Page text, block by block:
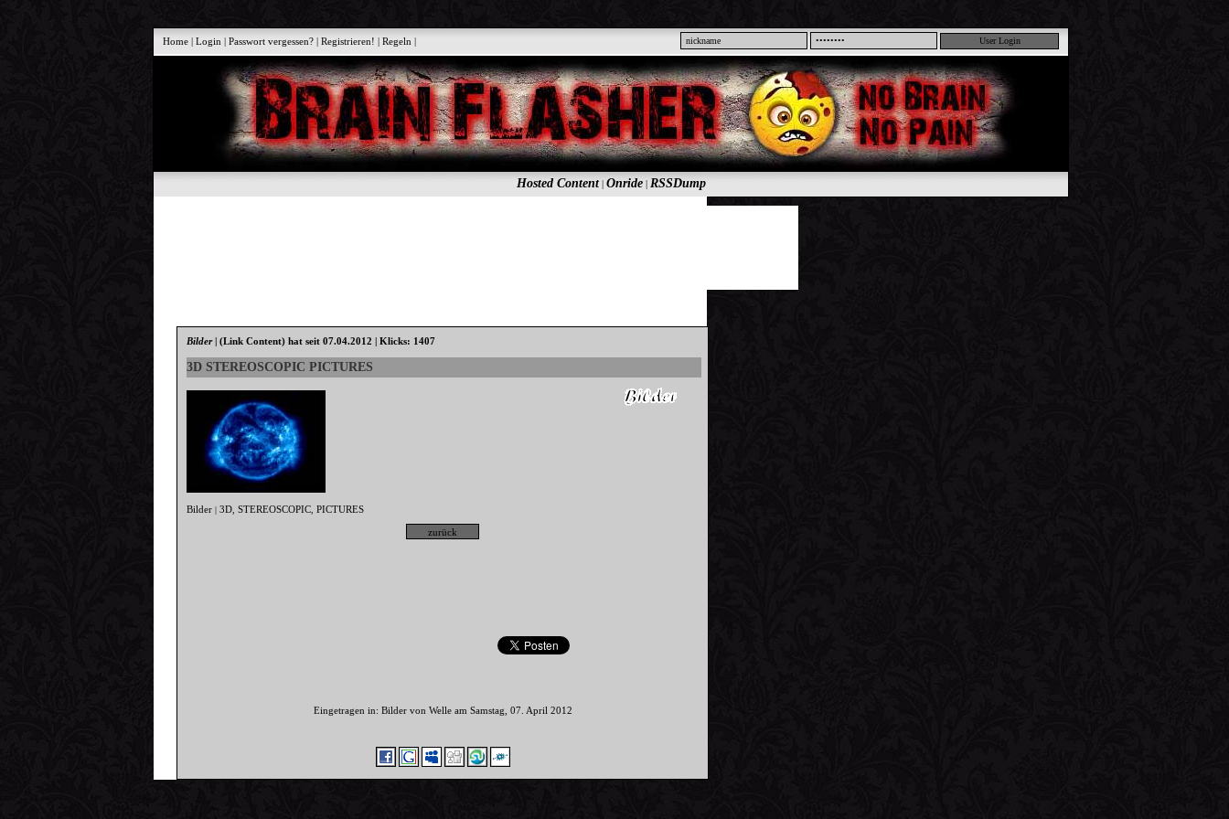
Home |Login |Passwort vergessen? |Registrieren! |Regeln |
Hosted Content| Onride| RSSDump
Bilder|(Link Content) hat seit 07.04.2012 | Klicks: 1407
3D STEREOSCOPIC PICTURES
Bilder |3D ,STEREOSCOPIC ,PICTURES
Eingetragen in: Bilder von Welle am Samstag, 07. April 2012